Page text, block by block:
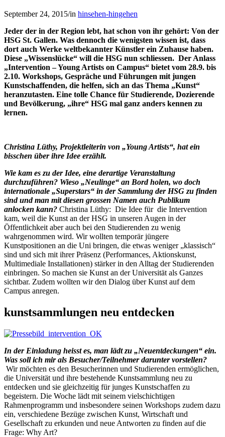
September 24, 2015/in hinsehen-hingehen
Jeder der in der Region lebt, hat schon von ihr gehört: Von der
HSG St. Gallen. Was dennoch die wenigsten wissen ist, dass
dort auch Werke weltbekannter Künstler ein Zuhause haben.
Diese „Wissenslücke“ will die HSG nun schliessen. Der Anlass
„Intervention – Young Artists on Campus“ bietet vom 28.9. bis
2.10. Workshops, Gespräche und Führungen mit jungen
Kunstschaffenden, die helfen, sich an das Thema „Kunst“
heranzutasten. Eine tolle Chance für Studierende, Dozierende
und Bevölkerung, „ihre“ HSG mal ganz anders kennen zu
lernen.
Christina Lüthy, Projektleiterin von „Young Artists“, hat ein
bisschen über ihre Idee erzählt.
Wie kam es zu der Idee, eine derartige Veranstaltung
durchzuführen? Wieso „Neulinge“ an Bord holen, wo doch
internationale „Superstars“ in der Sammlung der HSG zu finden
sind und man mit diesen grossen Namen auch Publikum
anlocken kann? Christina Lüthy: Die Idee für die Intervention
kam, weil die Kunst an der HSG in unseren Augen in der
Öffentlichkeit aber auch bei den Studierenden zu wenig
wahrgenommen wird. Wir wollten temporär jüngere
Kunstpositionen an die Uni bringen, die etwas weniger „klassisch“
sind und sich mit ihrer Präsenz (Performances, Aktionskunst,
Multimediale Installationen) stärker in den Alltag der Studierenden
einbringen. So machen sie Kunst an der Universität als Ganzes
sichtbar. Zudem wollten wir den Dialog über Kunst auf dem
Campus anregen.
kunstsammlungen neu entdecken
In der Einladung heisst es, man lädt zu „Neuentdeckungen“ ein.
Was soll ich mir als Besucher/Teilnehmer darunter vorstellen?
Wir möchten es den Besucherinnen und Studierenden ermöglichen,
die Universität und ihre bestehende Kunstsammlung neu zu
entdecken und sie gleichzeitig für junges Kunstschaffen zu
begeistern. Die Woche lädt mit seinem vielschichtigen
Rahmenprogramm und insbesondere seinen Workshops zudem dazu
ein, verschiedene Bezüge zwischen Kunst, Wirtschaft und
Gesellschaft zu erkunden und neue Antworten zu finden auf die
Frage: Why Art?